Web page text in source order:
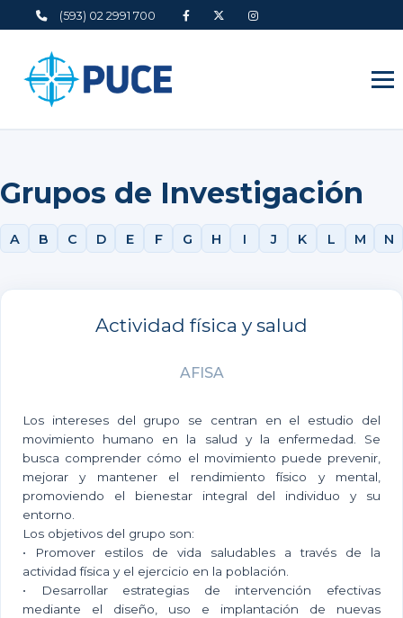
(593) 02 2991 700
Grupos de Investigación
A B C D E F G H I J K L M N
Actividad física y salud
AFISA
Los intereses del grupo se centran en el estudio del
movimiento humano en la salud y la enfermedad. Se
busca comprender cómo el movimiento puede prevenir,
mejorar y mantener el rendimiento físico y mental,
promoviendo el bienestar integral del individuo y su
entorno.
Los objetivos del grupo son:
• Promover estilos de vida saludables a través de la
actividad física y el ejercicio en la población.
• Desarrollar estrategias de intervención efectivas
mediante el diseño, uso e implantación de nuevas